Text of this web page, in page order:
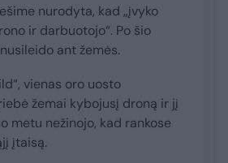
nurodyta, kad „įvyko
ir darbuotojo“. Po šio
ant žemės.
vienas oro uosto
žemai kybojusį droną ir jį
metu nežinojo, kad rankose
įtaisą.